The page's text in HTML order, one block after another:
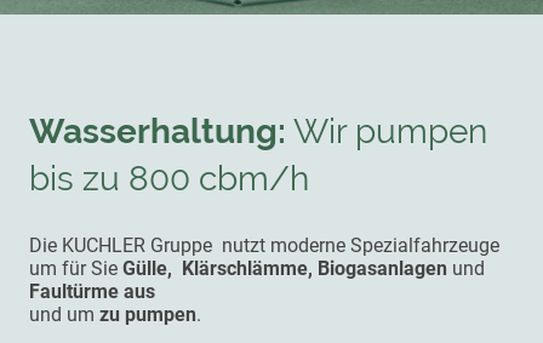
Wasserhaltung: Wir pumpen
bis zu 800 cbm/h
Die KUCHLER Gruppe nutzt moderne Spezial­fahrzeuge
um für Sie Gülle, Klärschlämme, Biogasanlagen und
Faultürme aus
und um zu pumpen.